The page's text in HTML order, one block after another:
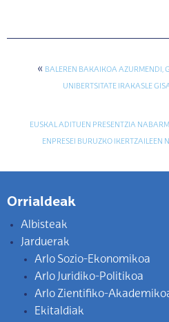
« BALEREN BAKAIKOA AZURMENDI,
UNIBERTSITATE IRAKASLE
EUSKAL ADITUEN PRESENTZIA
ENPRESEI BURUZKO IKERTZAILEEN
Orrialdeak
Albisteak
Jarduerak
Arlo Sozio-Ekonomikoa
Arlo Juridiko-Politikoa
Arlo Zientifiko-
Ekitaldiak